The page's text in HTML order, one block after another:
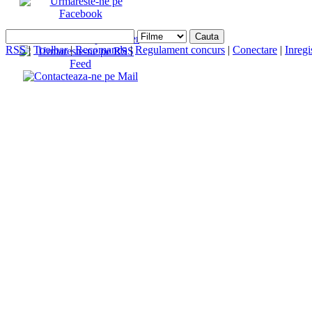
RSS| Toolbar|Recomanda|Regulament concurs | Conectare |